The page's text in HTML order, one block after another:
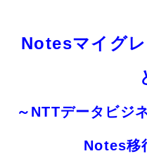
Notesマイグ
～NTTデータビジ
Notes移